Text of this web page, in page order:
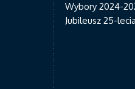
Wybory 2024-
Jubileusz 25-lecia